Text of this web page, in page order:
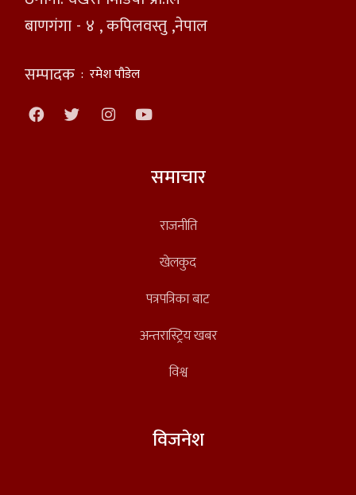
बाणगंगा - ४ , कपिलवस्तु ,नेपाल
सम्पादक : रमेश पौडेल
समाचार
राजनीति
खेलकुद
पत्रपत्रिका बाट
अन्तरास्ट्रिय खबर
विश्व
विजनेश